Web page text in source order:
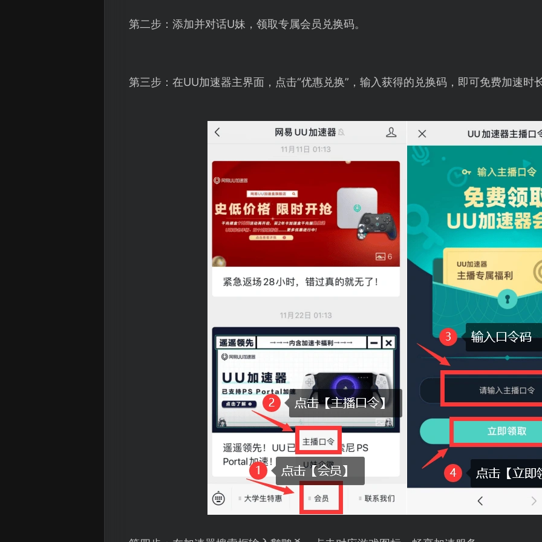
第二步：添加并对话U妹，领取专属会员兑换码。
第三步：在UU加速器主界面，点击“优惠兑换”，输入获得的兑换码，即可免费加速时